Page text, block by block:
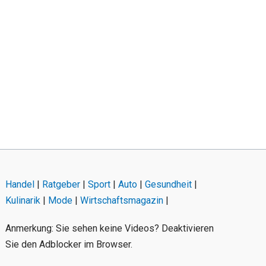
Handel | Ratgeber |Sport |Auto |Gesundheit |
Kulinarik | Mode |Wirtschaftsmagazin |
Anmerkung: Sie sehen keine Videos? Deaktivieren
Sie den Adblocker im Browser.